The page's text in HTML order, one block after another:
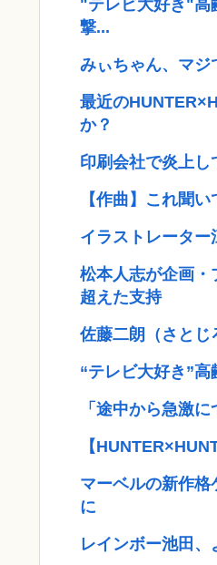
"テレビ大好き"高
撃...
みぃちゃん、マジ
最近の
か？
印刷会社で炎上し
【作曲】これ聞
イラストレータ
松本人志が企画・
超えた支持
佐藤二朗（さと
“テレビ大好き”
「途中から急激
【
マーベルの新作
に
レインボー池田